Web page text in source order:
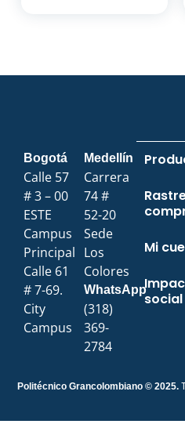
Bogotá
Calle 57
# 3 – 00
ESTE
Campus
Principal
Calle 61
# 7-69.
City
Campus
Medellín
Carrera
74 #
52-20
Sede
Los
Colores
WhatsApp
(318)
369-
2784
Mi
social
Politécnico Grancolombiano © 2025.